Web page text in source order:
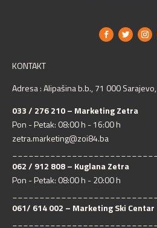
KONTAKT
Adresa : Alipašina b.b., 71 000 Sarajevo,
033 / 276 210 – Marketing Zetra
Pon - Petak: 08:00 h - 16:00 h
zetra.marketing@zoi84.ba
062 / 912 808 – Kuglana Zetra
Pon - Petak: 08:00 h - 20:00 h
061/ 614 002 – Marketing Ski Centar